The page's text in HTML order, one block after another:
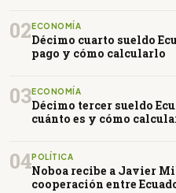
02 ECONOMÍA
Décimo cuarto sueldo
pago y cómo calcularlo
03ECONOMÍA
Décimo tercer sueldo
cuánto es y cómo
04POLÍTICA
Noboa recibe a Javier
cooperación entre